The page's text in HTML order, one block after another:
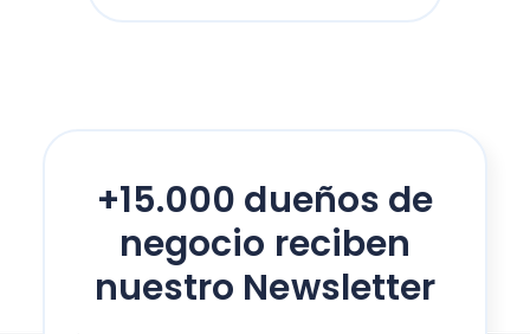
+15.000 dueños de
negocio reciben
nuestro Newsletter